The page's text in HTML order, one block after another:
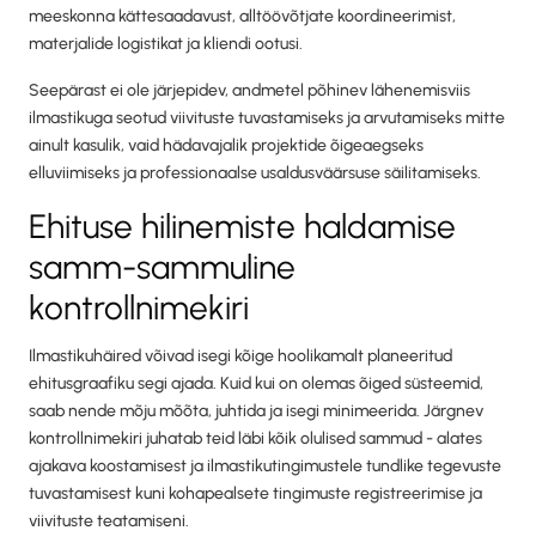
meeskonna kättesaadavust, alltöövõtjate koordineerimist,
materjalide logistikat ja kliendi ootusi.
Seepärast ei ole järjepidev, andmetel põhinev lähenemisviis
ilmastikuga seotud viivituste tuvastamiseks ja arvutamiseks mitte
ainult kasulik, vaid hädavajalik projektide õigeaegseks
elluviimiseks ja professionaalse usaldusväärsuse säilitamiseks.
Ehituse hilinemiste haldamise
samm-sammuline
kontrollnimekiri
Ilmastikuhäired võivad isegi kõige hoolikamalt planeeritud
ehitusgraafiku segi ajada. Kuid kui on olemas õiged süsteemid,
saab nende mõju mõõta, juhtida ja isegi minimeerida. Järgnev
kontrollnimekiri juhatab teid läbi kõik olulised sammud - alates
ajakava koostamisest ja ilmastikutingimustele tundlike tegevuste
tuvastamisest kuni kohapealsete tingimuste registreerimise ja
viivituste teatamiseni.